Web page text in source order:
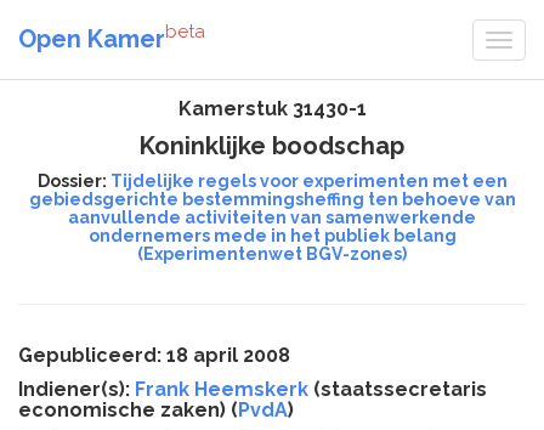
Open Kamerbeta
Kamerstuk 31430-1
Koninklijke boodschap
Dossier: Tijdelijke regels voor experimenten met een
gebiedsgerichte bestemmingsheffing ten behoeve van
aanvullende activiteiten van samenwerkende
ondernemers mede in het publiek belang
(Experimentenwet BGV-zones)
Gepubliceerd: 18 april 2008
Indiener(s): Frank Heemskerk (staatssecretaris
economische zaken) (PvdA)